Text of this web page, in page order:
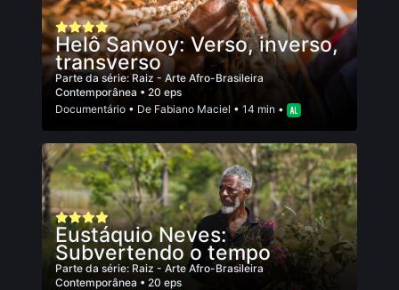
Helô Sanvoy: Verso, inverso,
transverso
Parte da série:Raiz - Arte Afro-Brasileira
Contemporânea • 20 eps
Documentário • De Fabiano Maciel • 14 min •
Eustáquio Neves:
Subvertendo o tempo
Parte da série: Raiz - Arte Afro-Brasileira
Contemporânea • 20 eps